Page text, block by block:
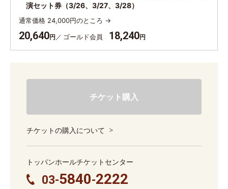
演セット券（3/26、3/27、3/28）
通常価格 24,000円のところ →
20,640円 ゴールド会員 18,240円
チケット購入
チケットの購入について
トッパンホールチケットセンター
03-5840-2222